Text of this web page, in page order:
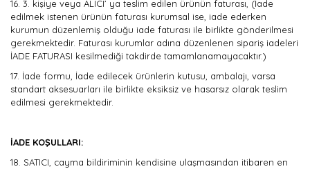
16. 3. kişiye veya ALICI’ ya teslim edilen ürünün faturası, (İade
edilmek istenen ürünün faturası kurumsal ise, iade ederken
kurumun düzenlemiş olduğu iade faturası ile birlikte gönderilmesi
gerekmektedir. Faturası kurumlar adına düzenlenen sipariş iadeleri
İADE FATURASI kesilmediği takdirde tamamlanamayacaktır.)
17. İade formu, İade edilecek ürünlerin kutusu, ambalajı, varsa
standart aksesuarları ile birlikte eksiksiz ve hasarsız olarak teslim
edilmesi gerekmektedir.
İADE KOŞULLARI:
18. SATICI, cayma bildiriminin kendisine ulaşmasından itibaren en